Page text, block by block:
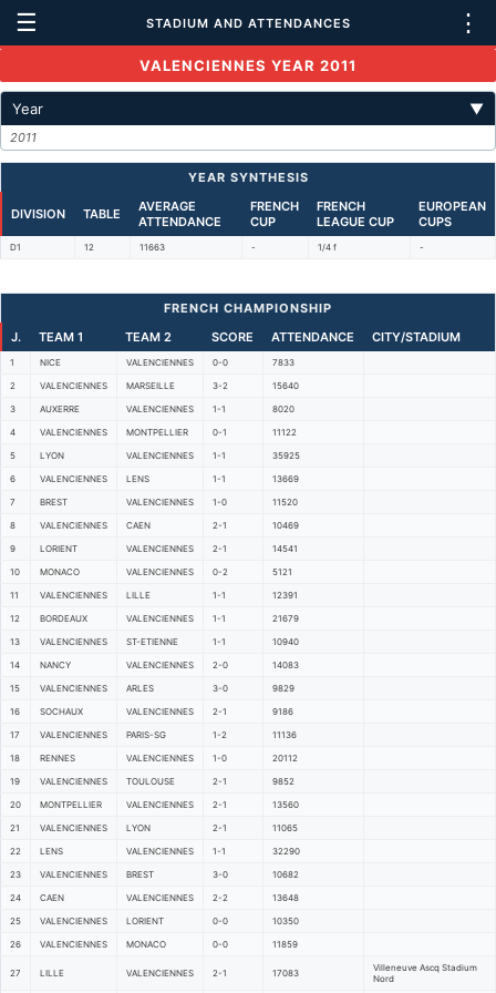
☰ STADIUM AND ATTENDANCES ⋮
VALENCIENNES YEAR 2011
Year ▼
2011
YEAR SYNTHESIS
DIVISION TABLE
AVERAGE
ATTENDANCE
FRENCH
CUP
FRENCH
LEAGUE CUP
EUROPEAN
CUPS
D1 12 11663 - 1/4 f -
FRENCH CHAMPIONSHIP
J.
TEAM 1 TEAM 2 SCORE ATTENDANCE CITY/STADIUM
1 NICE VALENCIENNES 0-0 7833
2 VALENCIENNES MARSEILLE 3-2 15640
3 AUXERRE VALENCIENNES 1-1 8020
4 VALENCIENNES MONTPELLIER 0-1 11122
5 LYON VALENCIENNES 1-1 35925
6 VALENCIENNES LENS 1-1 13669
7 BREST VALENCIENNES 1-0 11520
8 VALENCIENNES CAEN 2-1 10469
9 LORIENT VALENCIENNES 2-1 14541
10 MONACO VALENCIENNES 0-2 5121
11 VALENCIENNES LILLE 1-1 12391
12 BORDEAUX VALENCIENNES 1-1 21679
13 VALENCIENNES ST-ETIENNE 1-1 10940
14 NANCY VALENCIENNES 2-0 14083
15 VALENCIENNES ARLES 3-0 9829
16 SOCHAUX VALENCIENNES 2-1 9186
17 VALENCIENNES PARIS-SG 1-2 11136
18 RENNES VALENCIENNES 1-0 20112
19 VALENCIENNES TOULOUSE 2-1 9852
20 MONTPELLIER VALENCIENNES 2-1 13560
21 VALENCIENNES LYON 2-1 11065
22 LENS VALENCIENNES 1-1 32290
23 VALENCIENNES BREST 3-0 10682
24 CAEN VALENCIENNES 2-2 13648
25 VALENCIENNES LORIENT 0-0 10350
26 VALENCIENNES MONACO 0-0 11859
27 LILLE VALENCIENNES 2-1 17083
Villeneuve Ascq Stadium
Nord